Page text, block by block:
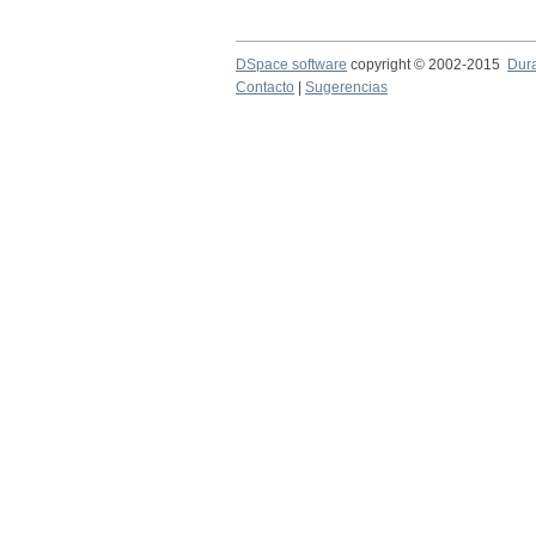
DSpace software copyright © 2002-2015
Contacto
Sugerencias